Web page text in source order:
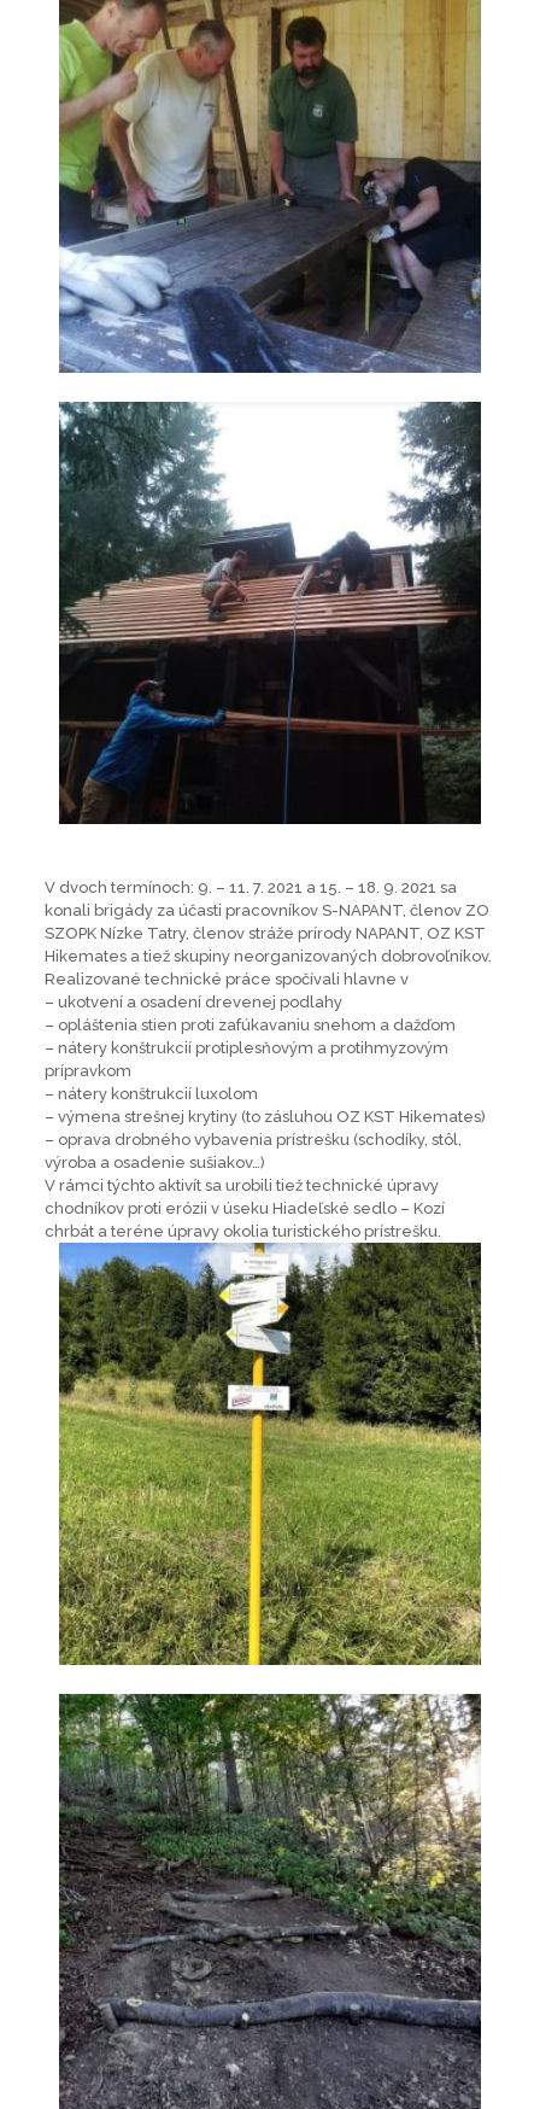
V dvoch termínoch: 9. – 11. 7. 2021 a 15. – 18. 9. 2021 sa
konali brigády za účasti pracovníkov S-NAPANT, členov ZO
SZOPK Nízke Tatry, členov stráže prírody NAPANT, OZ KST
Hikemates a tiež skupiny neorganizovaných dobrovoľníkov.
Realizované technické práce spočívali hlavne v
– ukotvení a osadení drevenej podlahy
– opláštenia stien proti zafúkavaniu snehom a dažďom
– nátery konštrukcií protiplesňovým a protihmyzovým
prípravkom
– nátery konštrukcií luxolom
– výmena strešnej krytiny (to zásluhou OZ KST Hikemates)
– oprava drobného vybavenia prístrešku (schodíky, stôl,
výroba a osadenie sušiakov…)
V rámci týchto aktivít sa urobili tiež technické úpravy
chodníkov proti erózii v úseku Hiadeľské sedlo – Kozí
chrbát a teréne úpravy okolia turistického prístrešku.